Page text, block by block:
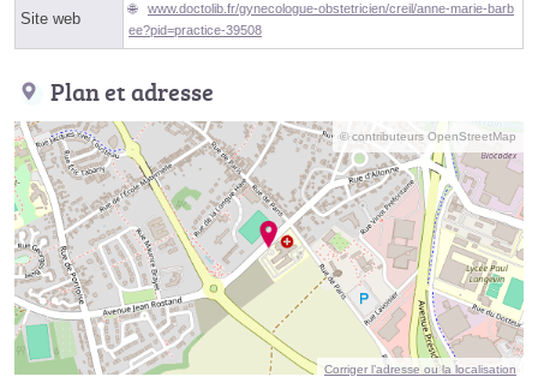
Site web
www.doctolib.fr/gynecologue-obstetricien/creil/anne-marie-barb
ee?pid=practice-39508
Plan et adresse
© contributeurs OpenStreetMap
Corriger l’adresse ou la localisation